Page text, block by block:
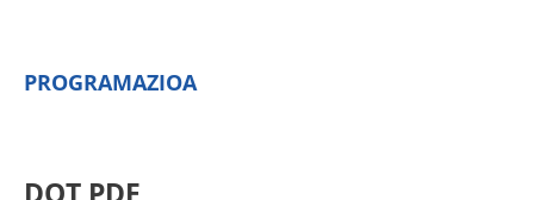
PROGRAMAZIOA